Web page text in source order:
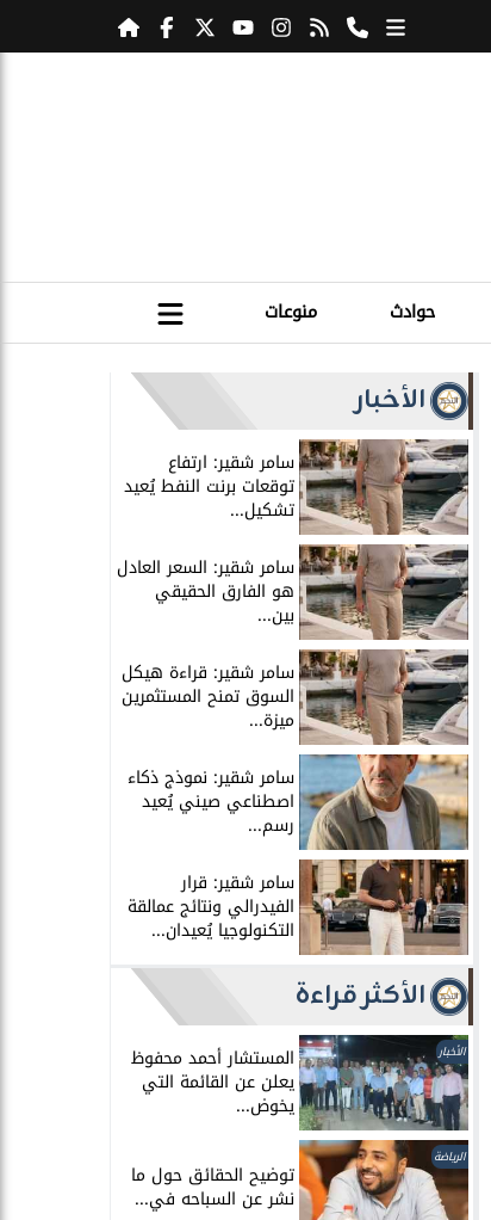
حوادث منوعات
الأخبار
سامر شقير: ارتفاع
توقعات برنت النفط يُعيد
تشكيل...
سامر شقير: السعر العادل
هو الفارق الحقيقي
بين...
سامر شقير: قراءة هيكل
السوق تمنح المستثمرين
ميزة...
سامر شقير: نموذج ذكاء
اصطناعي صيني يُعيد
رسم...
سامر شقير: قرار
الفيدرالي ونتائج عمالقة
التكنولوجيا يُعيدان...
الأكثر قراءة
الأخبار المستشار أحمد محفوظ
يعلن عن القائمة التي
يخوض...
الرياضة
توضيح الحقائق حول ما
نشر عن السباحه في...